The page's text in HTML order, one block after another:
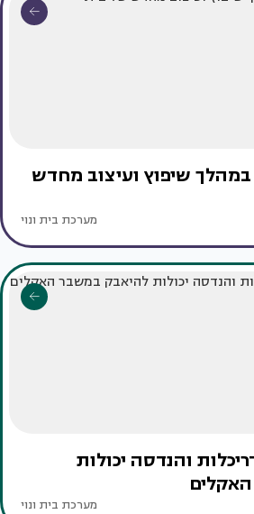
שיפוץ ועיצוב מחדש
מערכת בית ונוי
והנדסה יכולות
מערכת בית ונוי